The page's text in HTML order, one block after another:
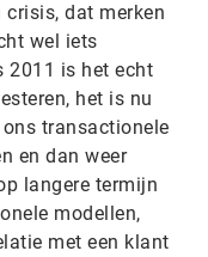
dat merken
wel iets
2011 is het echt
het is nu
transactionele
en dan weer
langere termijn
modellen,
met een klant